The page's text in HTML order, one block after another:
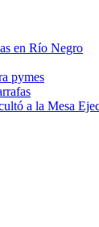
en Río Negro
pymes
a la Mesa